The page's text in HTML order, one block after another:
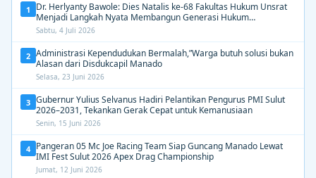
1
Dr. Herlyanty Bawole: Dies Natalis ke-68 Fakultas Hukum Unsrat
Menjadi Langkah Nyata Membangun Generasi Hukum
Berdampak
Sabtu, 4 Juli 2026
2 Administrasi Kependudukan Bermalah,”Warga butuh solusi bukan
Alasan dari Disdukcapil Manado
Selasa, 23 Juni 2026
3 Gubernur Yulius Selvanus Hadiri Pelantikan Pengurus PMI Sulut
2026–2031, Tekankan Gerak Cepat untuk Kemanusiaan
Senin, 15 Juni 2026
4 Pangeran 05 Mc Joe Racing Team Siap Guncang Manado Lewat
IMI Fest Sulut 2026 Apex Drag Championship
Jumat, 12 Juni 2026